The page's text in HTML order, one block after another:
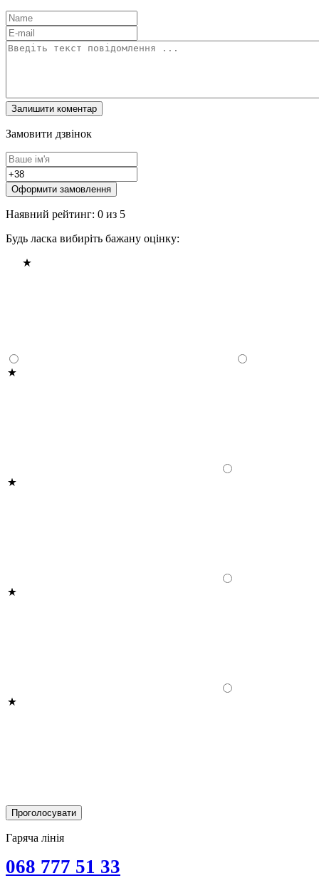
Замовити дзвінок
Оформити замовлення
Наявний рейтинг: 0 из 5
Будь ласка вибиріть бажану оцінку:
Гаряча лінія
068 777 51 33